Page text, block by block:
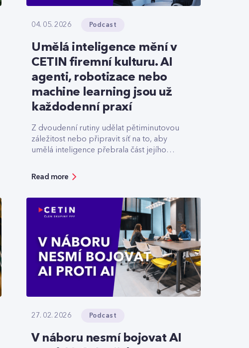
04. 05. 2026 Podcast
Umělá inteligence mění v
CETIN firemní kulturu. AI
agenti, robotizace nebo
machine learning jsou už
každodenní praxí
Z dvoudenní rutiny udělat pětiminutovou
záležitost nebo připravit síť na to, aby
umělá inteligence přebrala část jejího
Read more
27. 02. 2026 Podcast
V náboru nesmí bojovat AI